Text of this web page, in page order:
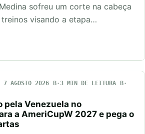
sofreu um corte na cabeça
visando a etapa…
7 AGOSTO 2026
3 MIN DE LEITURA
pela Venezuela no
a AmeriCupW 2027 e pega o